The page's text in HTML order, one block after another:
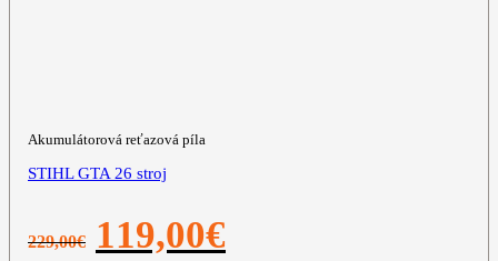
Akumulátorová reťazová píla
STIHL GTA 26 stroj
229,00€
Pôvodná
cena
119,00€